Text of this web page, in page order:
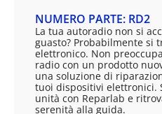
NUMERO PARTE: RD2
La tua autoradio non si
guasto? Probabilmente si
elettronico. Non
radio con un prodotto
una soluzione di
tuoi dispositivi elettronici.
unità con Reparlab e
serenità alla guida.